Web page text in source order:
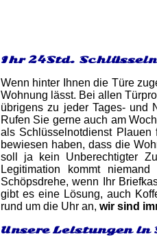
Ihr 24Std.
Wenn hinter Ihnen die Türe
Wohnung lässt. Bei allen
übrigens zu jeder Tages- und
Rufen Sie gerne auch am
als Schlüsselnotdienst
bewiesen haben, dass die
soll ja kein Unberechtigter
Legitimation kommt
Schöpsdrehe, wenn Ihr
gibt es eine Lösung, auch
rund um die Uhr an, wir sind
Unsere Leistungen in